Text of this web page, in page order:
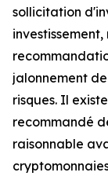
sollicitation
jalonnement
risques. Il
recommandé
raisonnable